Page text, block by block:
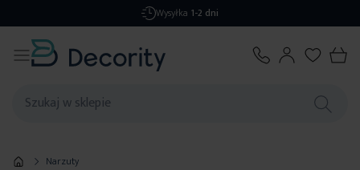
Darmowa dostawaod 299,99 zł
Narzuty